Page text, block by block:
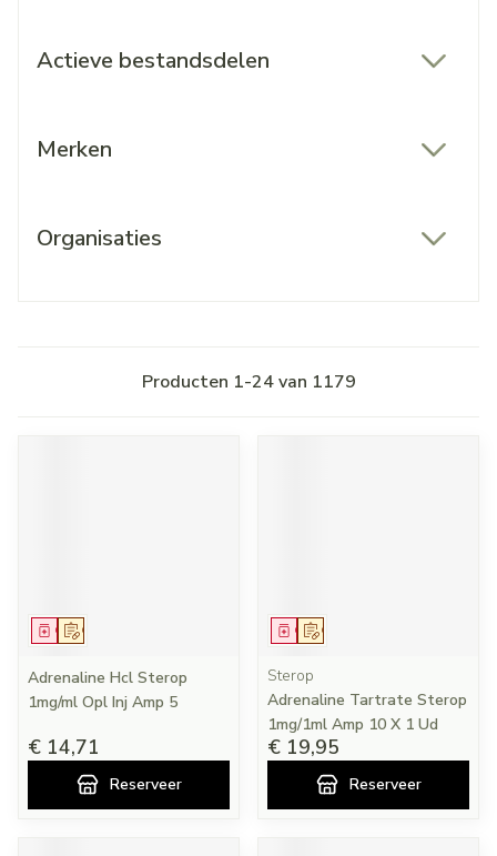
Actieve bestandsdelen
Merken
Organisaties
Producten 1-24van 1179
Op voorschrift
Geneesmiddel
Adrenaline Hcl Sterop
1mg/ml Opl Inj Amp 5
€ 14,71
Reserveer
Op voorschrift
Geneesmiddel
Sterop
Adrenaline Tartrate Sterop
1mg/1ml Amp 10 X 1 Ud
€ 19,95
Reserveer